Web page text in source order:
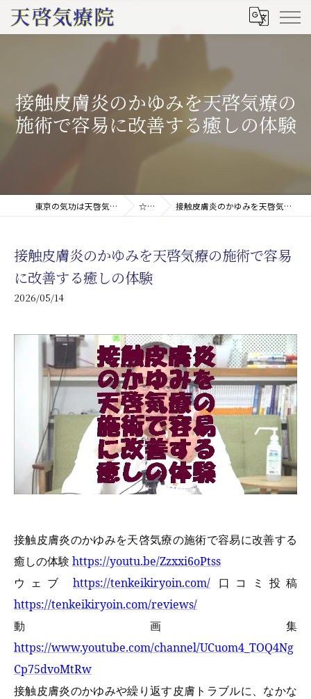
接触皮膚炎のかゆみを天啓気療の
施術で容易に改善する癒しの体験
東京の気功は天啓気療院(天啓気功療法治療院) ☆ブログ 接触皮膚炎のかゆみを天啓気療の施術で容易に改善する癒しの体験
接触皮膚炎のかゆみを天啓気療の施術で容易
に改善する癒しの体験
2026/05/14
接触皮膚炎のかゆみを天啓気療の施術で容易に改善する
癒しの体験 https://youtu.be/Zzxxi6oPtss
ウェブ https://tenkeikiryoin.com/口コミ投稿
https://tenkeikiryoin.com/reviews/
動画集
https://www.youtube.com/channel/UCuom4_TOQ4Ng
Cp75dvoMtRw
接触皮膚炎のかゆみや繰り返す皮膚トラブルに、なかな